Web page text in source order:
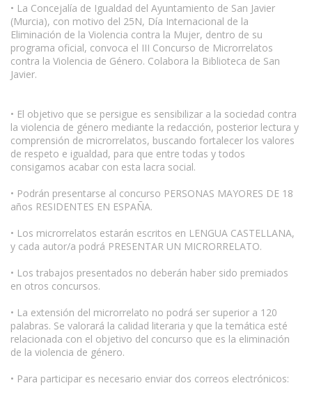
• La Concejalía de Igualdad del Ayuntamiento de San Javier
(Murcia), con motivo del 25N, Día Internacional de la
Eliminación de la Violencia contra la Mujer, dentro de su
programa oficial, convoca el III Concurso de Microrrelatos
contra la Violencia de Género. Colabora la Biblioteca de San
Javier.
• El objetivo que se persigue es sensibilizar a la sociedad contra
la violencia de género mediante la redacción, posterior lectura y
comprensión de microrrelatos, buscando fortalecer los valores
de respeto e igualdad, para que entre todas y todos
consigamos acabar con esta lacra social.
• Podrán presentarse al concurso PERSONAS MAYORES DE 18
años RESIDENTES EN ESPAÑA.
• Los microrrelatos estarán escritos en LENGUA CASTELLANA,
y cada autor/a podrá PRESENTAR UN MICRORRELATO.
• Los trabajos presentados no deberán haber sido premiados
en otros concursos.
• La extensión del microrrelato no podrá ser superior a 120
palabras. Se valorará la calidad literaria y que la temática esté
relacionada con el objetivo del concurso que es la eliminación
de la violencia de género.
• Para participar es necesario enviar dos correos electrónicos: